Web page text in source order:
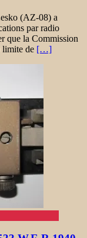
(AZ-08) a
par radio
que la Commission
limite de […]